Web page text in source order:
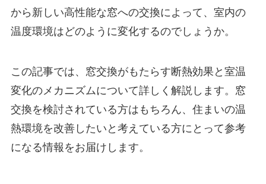
から新しい高性能な窓への交換によって、室内の
温度環境はどのように変化するのでしょうか。
この記事では、窓交換がもたらす断熱効果と室温
変化のメカニズムについて詳しく解説します。窓
交換を検討されている方はもちろん、住まいの温
熱環境を改善したいと考えている方にとって参考
になる情報をお届けします。